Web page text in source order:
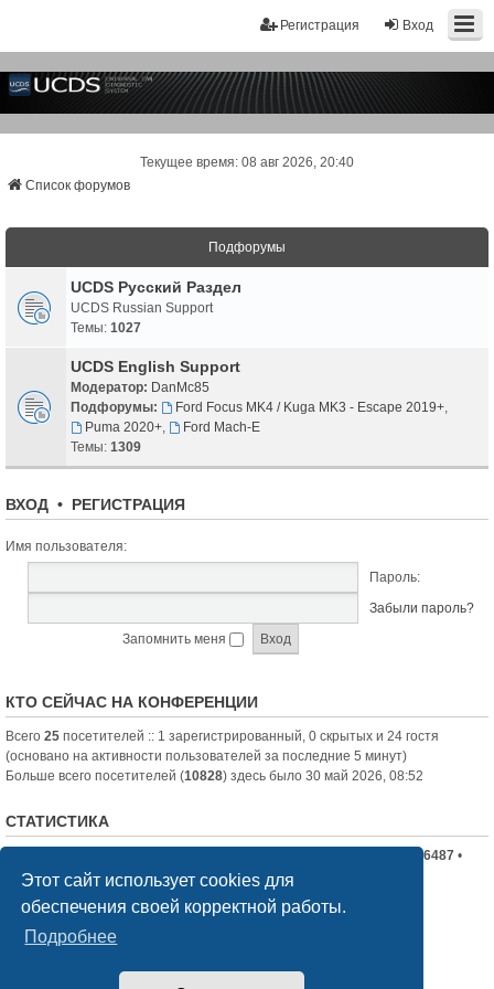
Этот сайт использует cookies для
обеспечения своей корректной работы.
Подробнее
Вход
Регистрация
Текущее время: 08 авг 2026, 20:40
Список форумов
Подфорумы
UCDS Русский Раздел
UCDS Russian Support
Темы: 1027
UCDS English Support
Модератор: DanMc85
Подфорумы:
Ford Focus MK4 / Kuga MK3 - Escape 2019+,
Puma 2020+,
Ford Mach-E
Темы: 1309
ВХОД • РЕГИСТРАЦИЯ
Имя пользователя:
Пароль:
Забыли пароль?
Запомнить меня
КТО СЕЙЧАС НА КОНФЕРЕНЦИИ
Всего 25 посетителей :: 1 зарегистрированный, 0 скрытых и 24 гостя
(основано на активности пользователей за последние 5 минут)
Больше всего посетителей (10828) здесь было 30 май 2026, 08:52
СТАТИСТИКА
• Всего пользователей:6487 •
Новый пользователь: nord-jeka
Список форумов
phpBB® Forum Software © phpBB Limited